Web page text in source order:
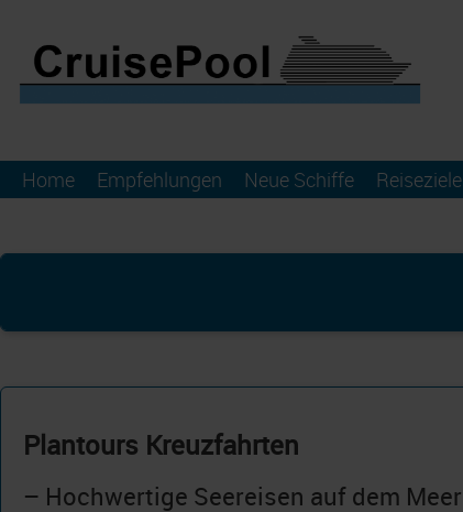
Home Empfehlungen Neue Schiffe Reiseziele
Plantours Kreuzfahrten
– Hochwertige Seereisen auf dem Meer